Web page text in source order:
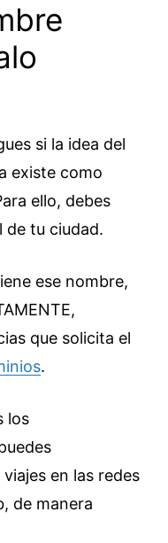
si la idea del
existe como
ello, debes
de tu ciudad.
ese nombre,
que solicita el
.
los
en las redes
de manera